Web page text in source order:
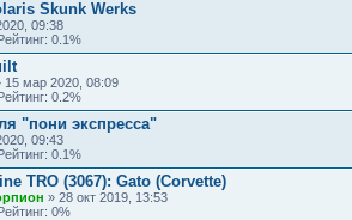
Skunk Werks
09:38
0.1%
15 мар 2020, 08:09
0.2%
"пони экспресса"
09:43
0.1%
TRO (3067): Gato (Corvette)
» 28 окт 2019, 13:53
0%